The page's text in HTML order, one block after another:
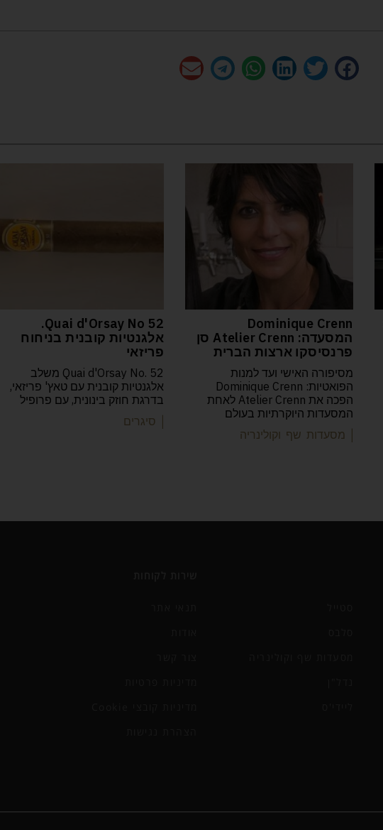
Dominique Crenn
המסעדה: Atelier Crenn סן
פרנסיסקו ארצות הברית
מסיפורה האישי ועד למנות
הפואטיות: Dominique Crenn
הפכה את Atelier Crenn לאחת
המסעדות היוקרתיות בעולם
| מסעדות שף וקולינריה
52 Quai d'Orsay No.
אלגנטיות קובנית בניחוח
פריזאי
Quai d'Orsay No. 52 משלב
אלגנטיות קובנית עם טאץ' פריזאי,
בדרגת חוזק בינונית, עם פרופיל
| סיגרים